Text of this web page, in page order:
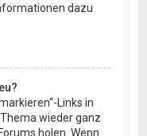
dazu
Links in
wieder ganz
holen. Wenn